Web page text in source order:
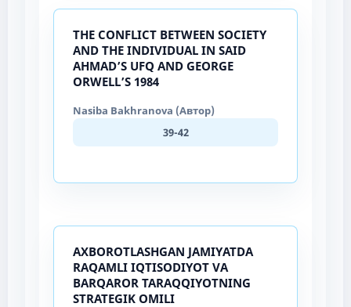
THE CONFLICT BETWEEN SOCIETY
AND THE INDIVIDUAL IN SAID
AHMAD’S UFQ AND GEORGE
ORWELL’S 1984
Nasiba Bakhranova (Автор)
39-42
AXBOROTLASHGAN JAMIYATDA
RAQAMLI IQTISODIYOT VA
BARQAROR TARAQQIYOTNING
STRATEGIK OMILI